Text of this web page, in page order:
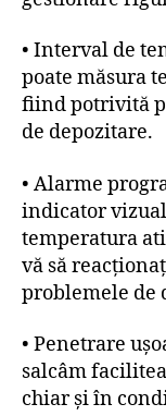
• Interval de
poate măsura
fiind potrivită
de depozitare.
• Alarme
indicator
temperatura
vă să
problemele de
• Penetrare
salcâm
chiar și în